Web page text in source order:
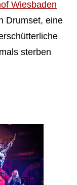
Wiesbaden
Drumset, eine
sterben